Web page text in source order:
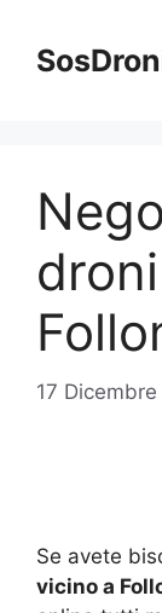
contenuto
17
Se avete
vicino a